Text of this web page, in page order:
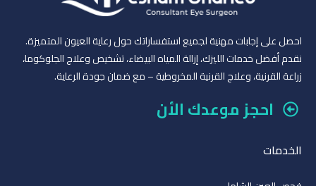
احصل على إجابات مهنية لجميع استفساراتك حول رعاية العيون المتميزة.
نقدم أفضل خدمات الليزك، إزالة المياه البيضاء، تشخيص وعلاج الجلوكوما،
زراعة القرنية، وعلاج القرنية المخروطية – مع ضمان جودة الرعاية.
احجز موعدك الأن
الخدمات